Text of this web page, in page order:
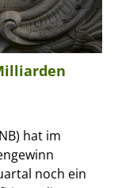
hat im
noch ein